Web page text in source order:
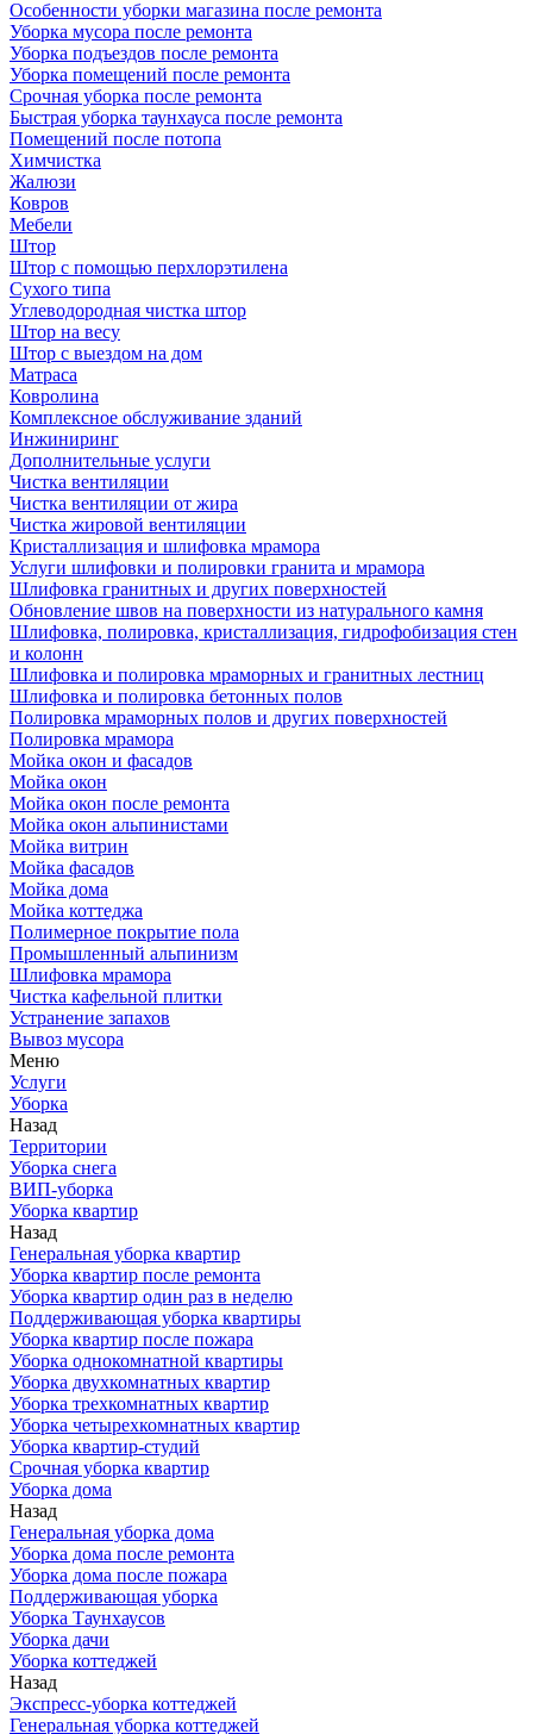
Особенности уборки магазина после ремонта
Уборка мусора после ремонта
Уборка подъездов после ремонта
Уборка помещений после ремонта
Срочная уборка после ремонта
Быстрая уборка таунхауса после ремонта
Помещений после потопа
Химчистка
Жалюзи
Ковров
Мебели
Штор
Штор с помощью перхлорэтилена
Сухого типа
Углеводородная чистка штор
Штор на весу
Штор с выездом на дом
Матраса
Ковролина
Комплексное обслуживание зданий
Инжиниринг
Дополнительные услуги
Чистка вентиляции
Чистка вентиляции от жира
Чистка жировой вентиляции
Кристаллизация и шлифовка мрамора
Услуги шлифовки и полировки гранита и мрамора
Шлифовка гранитных и других поверхностей
Обновление швов на поверхности из натурального камня
Шлифовка, полировка, кристаллизация, гидрофобизация стен
и колонн
Шлифовка и полировка мраморных и гранитных лестниц
Шлифовка и полировка бетонных полов
Полировка мраморных полов и других поверхностей
Полировка мрамора
Мойка окон и фасадов
Мойка окон
Мойка окон после ремонта
Мойка окон альпинистами
Мойка витрин
Мойка фасадов
Мойка дома
Мойка коттеджа
Полимерное покрытие пола
Промышленный альпинизм
Шлифовка мрамора
Чистка кафельной плитки
Устранение запахов
Вывоз мусора
Меню
Услуги
Уборка
Назад
Территории
Уборка снега
ВИП-уборка
Уборка квартир
Назад
Генеральная уборка квартир
Уборка квартир после ремонта
Уборка квартир один раз в неделю
Поддерживающая уборка квартиры
Уборка квартир после пожара
Уборка однокомнатной квартиры
Уборка двухкомнатных квартир
Уборка трехкомнатных квартир
Уборка четырехкомнатных квартир
Уборка квартир-студий
Срочная уборка квартир
Уборка дома
Назад
Генеральная уборка дома
Уборка дома после ремонта
Уборка дома после пожара
Поддерживающая уборка
Уборка Таунхаусов
Уборка дачи
Уборка коттеджей
Назад
Экспресс-уборка коттеджей
Генеральная уборка коттеджей